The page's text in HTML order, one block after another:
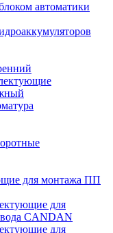
автоматики
для монтажа ПП
для
CANDAN
для